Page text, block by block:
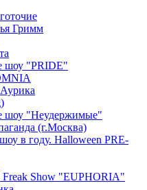
Гримм
шоу "PRIDE"
шоу "Неудержимые"
(г.Москва)
в году. Halloween PRE-
Freak Show "EUPHORIA"